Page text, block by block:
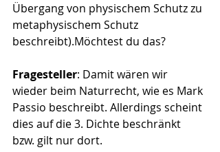
Übergang von physischem Schutz zu
metaphysischem Schutz
beschreibt).Möchtest du das?
Fragesteller: Damit wären wir
wieder beim Naturrecht, wie es Mark
Passio beschreibt. Allerdings scheint
dies auf die 3. Dichte beschränkt
bzw. gilt nur dort.